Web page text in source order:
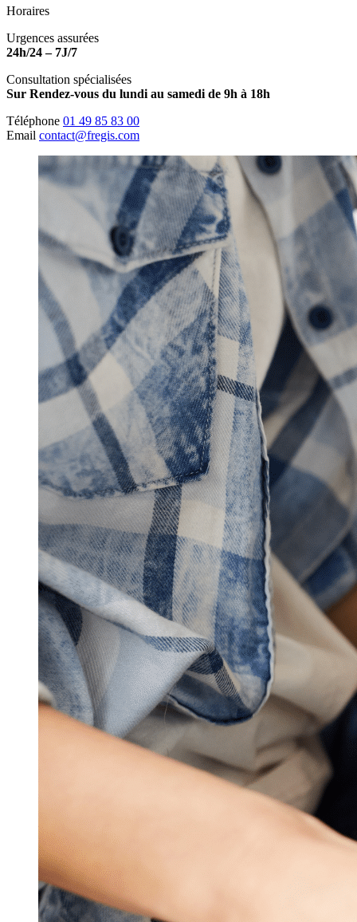
Horaires
Urgences assurées
24h/24 – 7J/7
Consultation spécialisées
Sur Rendez-vous du lundi au samedi de 9h à 18h
Téléphone 01 49 85 83 00
Email contact@fregis.com